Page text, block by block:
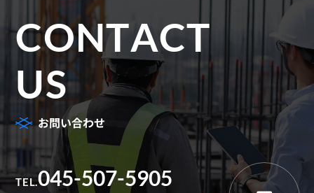
CONTACT
US
お問い合わせ
TEL.045-507-5905